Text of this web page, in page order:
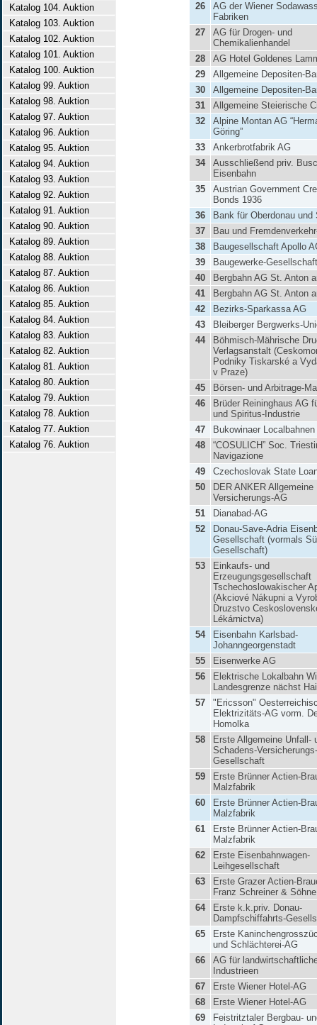
Katalog 104. Auktion
Katalog 103. Auktion
Katalog 102. Auktion
Katalog 101. Auktion
Katalog 100. Auktion
Katalog 99. Auktion
Katalog 98. Auktion
Katalog 97. Auktion
Katalog 96. Auktion
Katalog 95. Auktion
Katalog 94. Auktion
Katalog 93. Auktion
Katalog 92. Auktion
Katalog 91. Auktion
Katalog 90. Auktion
Katalog 89. Auktion
Katalog 88. Auktion
Katalog 87. Auktion
Katalog 86. Auktion
Katalog 85. Auktion
Katalog 84. Auktion
Katalog 83. Auktion
Katalog 82. Auktion
Katalog 81. Auktion
Katalog 80. Auktion
Katalog 79. Auktion
Katalog 78. Auktion
Katalog 77. Auktion
Katalog 76. Auktion
26
AG der Wiener
Fabriken
27
AG für Drogen- und
Chemikalienhandel
28
AG Hotel Goldenes
29
Allgemeine Depositen-
30
Allgemeine Depositen-
31
Allgemeine Steierische
32
Alpine Montan AG
Göring”
33
Ankerbrotfabrik AG
34
Ausschließend priv.
Eisenbahn
35
Austrian Government
Bonds 1936
36
Bank für Oberdonau und
37
Bau und
38
Baugesellschaft Apollo
39
Baugewerke-Gesellschaft
40
Bergbahn AG St. Anton
41
Bergbahn AG St. Anton
42
Bezirks-Sparkassa AG
43
Bleiberger Bergwerks-
44
Böhmisch-Mährische
Verlagsanstalt
Podniky Tiskarské a
v Praze)
45
Börsen- und Arbitrage-
46
Brüder Reininghaus AG
und Spiritus-Industrie
47
Bukowinaer Localbahnen
48
“COSULICH” Soc.
Navigazione
49
Czechoslovak State
50
DER ANKER Allgemeine
Versicherungs-AG
51
Dianabad-AG
52
Donau-Save-Adria
Gesellschaft (vormals
Gesellschaft)
53
Einkaufs- und
Erzeugungsgesellschaft
Tschechoslowakischer
(Akciové Nákupni a
Druzstvo
Lékárnictva)
54
Eisenbahn Karlsbad-
Johanngeorgenstadt
55
Eisenwerke AG
56
Elektrische Lokalbahn
Landesgrenze nächst
57
"Ericsson"
Elektrizitäts-AG vorm.
Homolka
58
Erste Allgemeine Unfall-
Schadens-Versicherungs-
Gesellschaft
59
Erste Brünner Actien-
Malzfabrik
60
Erste Brünner Actien-
Malzfabrik
61
Erste Brünner Actien-
Malzfabrik
62
Erste Eisenbahnwagen-
Leihgesellschaft
63
Erste Grazer Actien-
Franz Schreiner & Söhne
64
Erste k.k.priv. Donau-
Dampfschiffahrts-
65
Erste
und Schlächterei-AG
66
AG für
Industrieen
67
Erste Wiener Hotel-AG
68
Erste Wiener Hotel-AG
69
Feistritztaler Bergbau-